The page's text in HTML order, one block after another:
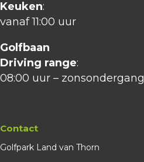
Keuken:
vanaf 11:00 uur
Golfbaan
Driving range:
08:00 uur – zonsondergang
Contact
Golfpark Land van Thorn